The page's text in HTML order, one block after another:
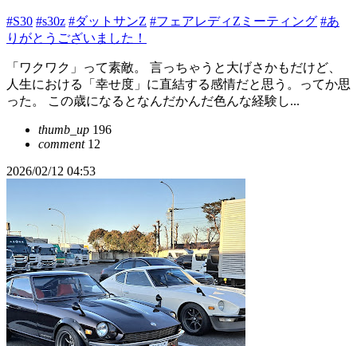
#S30 #s30z #ダットサンZ #フェアレディZミーティング #あ
りがとうございました！
「ワクワク」って素敵。 言っちゃうと大げさかもだけど、
人生における「幸せ度」に直結する感情だと思う。ってか思
った。 この歳になるとなんだかんだ色んな経験し...
thumb_up 196
comment12
2026/02/12 04:53